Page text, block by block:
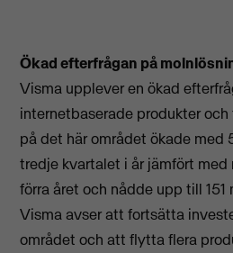
Ökad efterfrågan på
Visma upplever en ökad
internetbaserade produkter
på det här området ökade med
tredje kvartalet i år jämfört
förra året och nådde upp till 151
Visma avser att fortsätta
området och att flytta flera